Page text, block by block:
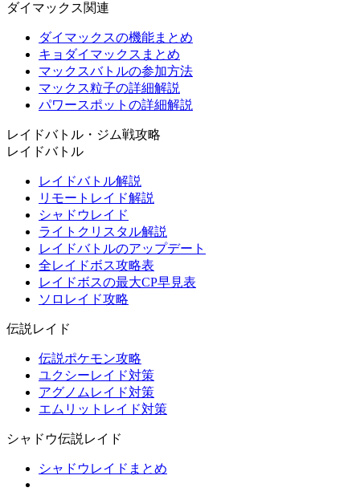
ダイマックス関連
ダイマックスの機能まとめ
キョダイマックスまとめ
マックスバトルの参加方法
マックス粒子の詳細解説
パワースポットの詳細解説
レイドバトル・ジム戦攻略
レイドバトル
レイドバトル解説
リモートレイド解説
シャドウレイド
ライトクリスタル解説
レイドバトルのアップデート
全レイドボス攻略表
レイドボスの最大CP早見表
ソロレイド攻略
伝説レイド
伝説ポケモン攻略
ユクシーレイド対策
アグノムレイド対策
エムリットレイド対策
シャドウ伝説レイド
シャドウレイドまとめ